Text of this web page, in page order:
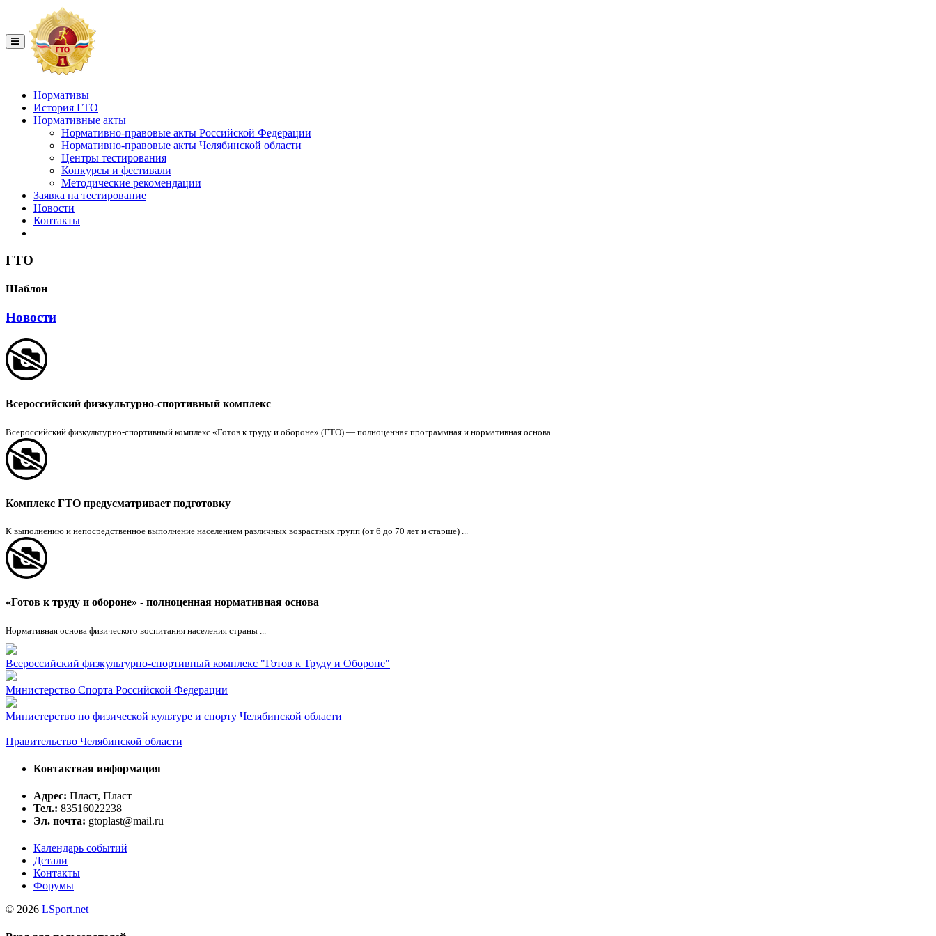
Нормативы
История ГТО
Нормативные акты
Нормативно-правовые акты Российской Федерации
Нормативно-правовые акты Челябинской области
Центры тестирования
Конкурсы и фестивали
Методические рекомендации
Заявка на тестирование
Новости
Контакты
ГТО
Шаблон
Новости
Всероссийский физкультурно-спортивный комплекс
Всероссийский физкультурно-спортивный комплекс «Готов к труду и обороне» (ГТО) — полноценная программная и нормативная основа ...
Комплекс ГТО предусматривает подготовку
К выполнению и непосредственное выполнение населением различных возрастных групп (от 6 до 70 лет и старше) ...
«Готов к труду и обороне» - полноценная нормативная основа
Нормативная основа физического воспитания населения страны ...
Всероссийский физкультурно-спортивный комплекс "Готов к Труду и Обороне"
Министерство Спорта Российской Федерации
Министерство по физической культуре и спорту Челябинской области
Правительство Челябинской области
Контактная информация
Адрес: Пласт, Пласт
Тел.: 83516022238
Эл. почта: gtoplast@mail.ru
Календарь событий
Детали
Контакты
Форумы
© 2026 LSport.net